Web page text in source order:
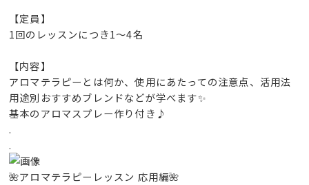
【定員】
1回のレッスンにつき1～4名
【内容】
アロマテラピーとは何か、使用にあたっての注意点、活用法
用途別おすすめブレンドなどが学べます✨
基本のアロマスプレー作り付き♪
.
.
🌺アロマテラピーレッスン 応用編🌺